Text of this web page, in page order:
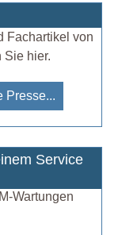
Fachartikel von
Sie hier.
Presse...
Service
Wartungen